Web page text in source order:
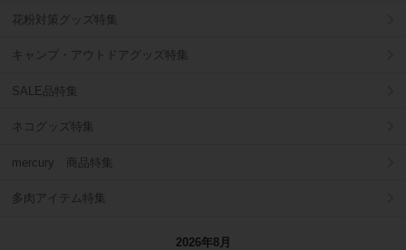
花粉対策グッズ特集
キャンプ・アウトドアグッズ特集
SALE品特集
ネコグッズ特集
mercury 商品特集
多肉アイテム特集
2026年8月